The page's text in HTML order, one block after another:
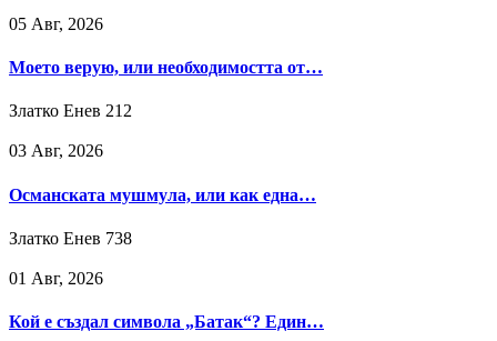
05 Авг, 2026
Моето верую, или необходимостта от…
Златко Енев 212
03 Авг, 2026
Османската мушмула, или как една…
Златко Енев 738
01 Авг, 2026
Кой е създал символа „Батак“? Един…